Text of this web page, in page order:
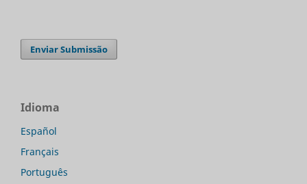
Enviar Submissão
Idioma
Español
Français
Português